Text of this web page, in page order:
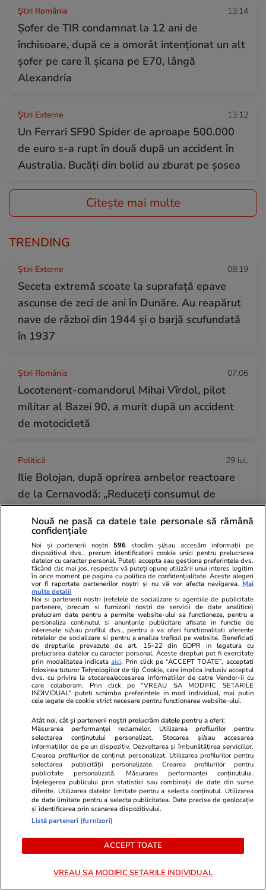
Știri România 13:14
Șofer de TIR condamnat la 12 ani de
închisoare, după ce a omorât intenționat un alt
șofer pe care îl șicana pe E70, lângă
Alexandria
Știri Externe 13:12
Un Ferrari SF90 Spider de aproape 500.000
de euro s-a rupt în două după un accident în
Australia. Bucăți din bolid au zburat pe șosea
Citește mai multe
TRENDING
Știri Externe 08:19
Seceta extremă scoate la suprafață epave
ascunse de zeci de ani în Dunăre. Au reapărut
nave de război din 1944 și o barjă scufundată
în 1937
Știri România 07:06
Locotenent-comandorul Mihai Vîrdol, pilot
militar al Bazei 90, a murit după un accident
de motocicletă
Politică 29 iul.
Ilie Bolojan, după oprirea ambelor reactoare
de la Cernavodă: „Reduceți consumul de
energie seara”
Știri România 07:00
Tragerile loto din 30 iulie 2026. Report de
peste 8,89 milioane de euro la Loto 6 din 49,
categoria I
Vacanțe și Cultură 12:25
Succesul Norvegiei la Cupa
Mondială din 2026 a atras atenția
globală: numărul rezervărilor a
crescut cu peste 15% în ultima
lună
Lifestyle
Ce vase de
te muți
Nouă ne pasă ca datele tale personale să rămână
confidențiale
Noi și partenerii noștri 596 stocăm și/sau accesăm informații pe
dispozitivul dvs., precum identificatorii cookie unici pentru prelucrarea
datelor cu caracter personal. Puteți accepta sau gestiona preferințele dvs.
făcând clic mai jos, respectiv vă puteți opune utilizării unui interes legitim
în orice moment pe pagina cu politica de confidențialitate. Aceste alegeri
vor fi raportate partenerilor noștri și nu vă vor afecta navigarea. Mai
multe detalii
Noi si partenerii nostri (retelele de socializare si agentiile de publicitate
partenere, precum si furnizorii nostri de servicii de date analitice)
prelucram date pentru a permite website-ului sa functioneze, pentru a
personaliza continutul si anunturile publicitare afisate in functie de
interesele si/sau profilul dvs., pentru a va oferi functionalitati aferente
retelelor de socializare si pentru a analiza traficul pe website. Beneficiati
de drepturile prevazute de art. 15-22 din GDPR in legatura cu
prelucrarea datelor cu caracter personal. Aceste drepturi pot fi exercitate
prin modalitatea indicataaici. Prin click pe “ACCEPT TOATE”, acceptati
folosirea tuturor Tehnologiilor de tip Cookie, care implica inclusiv acceptul
dvs. cu privire la stocarea/accesarea informatiilor de catre Vendor-ii cu
care colaboram. Prin click pe “VREAU SA MODIFIC SETARILE
INDIVIDUAL” puteti schimba preferintele in mod individual, mai putin
cele legate de cookie strict necesare pentru functionarea website-ului.
Atât noi, cât și partenerii noștri prelucrăm datele pentru a oferi:
Măsurarea performanței reclamelor. Utilizarea profilurilor pentru
selectarea conținutului personalizat. Stocarea și/sau accesarea
informațiilor de pe un dispozitiv. Dezvoltarea și îmbunătățirea serviciilor.
Crearea profilurilor de conținut personalizat. Utilizarea profilurilor pentru
selectarea publicității personalizate. Crearea profilurilor pentru
publicitate personalizată. Măsurarea performanței conținutului.
Înțelegerea publicului prin statistici sau combinații de date din surse
diferite. Utilizarea datelor limitate pentru a selecta conținutul. Utilizarea
de date limitate pentru a selecta publicitatea. Date precise de geolocație
și identificarea prin scanarea dispozitivului.
Listă parteneri (furnizori)
ACCEPT TOATE
VREAU SA MODIFIC SETARILE INDIVIDUAL